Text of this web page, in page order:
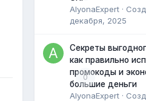
AlyonaExpert ·
декабря, 2025
0
Секреты
как правильно
промокоды и
большие деньги
AlyonaExpert ·